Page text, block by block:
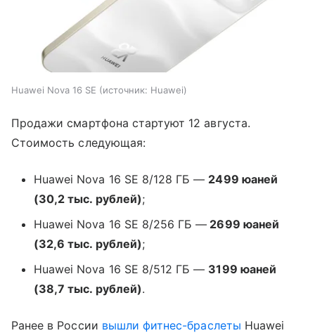
Huawei Nova 16 SE источник: Huawei
Продажи смартфона стартуют 12 августа.
Стоимость следующая:
Huawei Nova 16 SE 8/128 ГБ —2499 юаней
(30,2 тыс. рублей);
Huawei Nova 16 SE 8/256 ГБ — 2699 юаней
(32,6 тыс. рублей);
Huawei Nova 16 SE 8/512 ГБ — 3199 юаней
(38,7 тыс. рублей).
Ранее в России вышли фитнес-браслеты Huawei